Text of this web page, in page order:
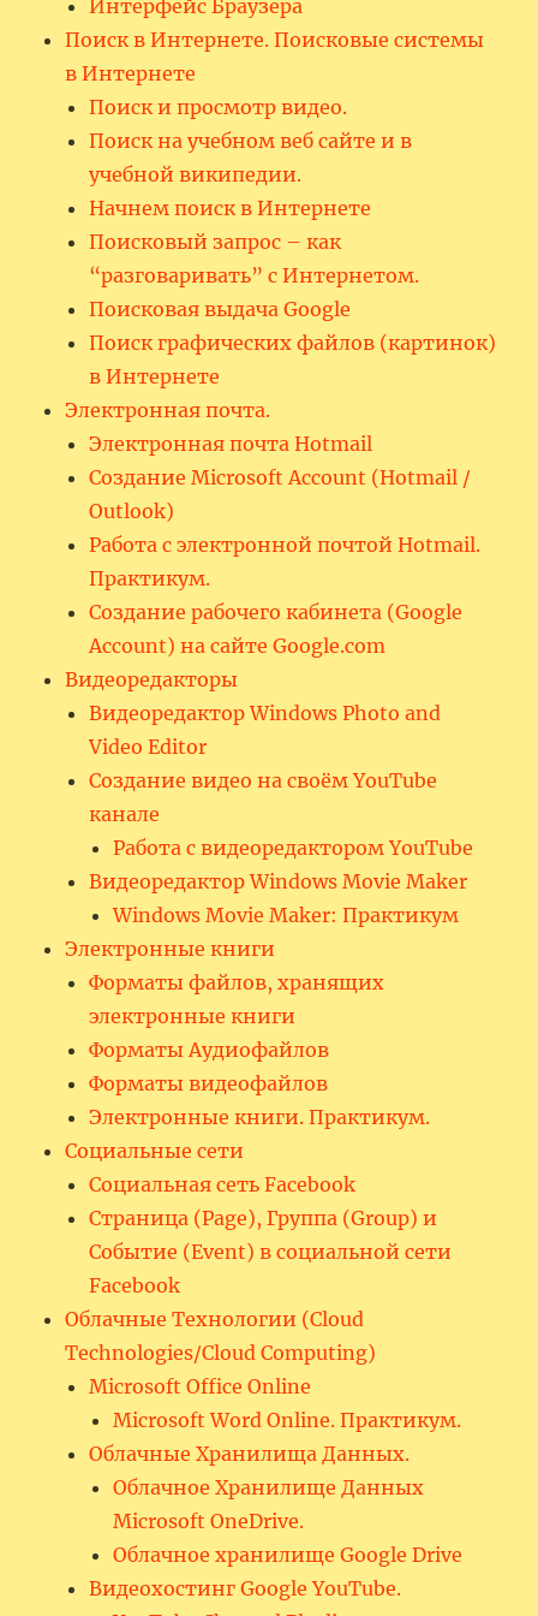
Интерфейс Браузера
Поиск в Интернете. Поисковые системы
в Интернете
Поиск и просмотр видео.
Поиск на учебном веб сайте и в
учебной википедии.
Начнем поиск в Интернете
Поисковый запрос – как
“разговаривать” с Интернетом.
Поисковая выдача Google
Поиск графических файлов (картинок)
в Интернете
Электронная почта.
Электронная почта Hotmail
Создание Microsoft Account (Hotmail /
Outlook)
Работа с электронной почтой Hotmail.
Практикум.
Создание рабочего кабинета (Google
Account) на сайте Google.com
Видеоредакторы
Видеоредактор Windows Photo and
Video Editor
Создание видео на своём YouTube
канале
Работа с видеоредактором YouTube
Видеоредактор Windows Movie Maker
Windows Movie Maker: Практикум
Электронные книги
Форматы файлов, хранящих
электронные книги
Форматы Аудиофайлов
Форматы видеофайлов
Электронные книги. Практикум.
Социальные сети
Социальная сеть Facebook
Страница (Page), Группа (Group) и
Событие (Event) в социальной сети
Facebook
Облачные Технологии (Cloud
Technologies/Cloud Computing)
Microsoft Office Online
Microsoft Word Online. Практикум.
Облачные Хранилища Данных.
Облачное Хранилище Данных
Microsoft OneDrive.
Облачное хранилище Google Drive
Видеохостинг Google YouTube.